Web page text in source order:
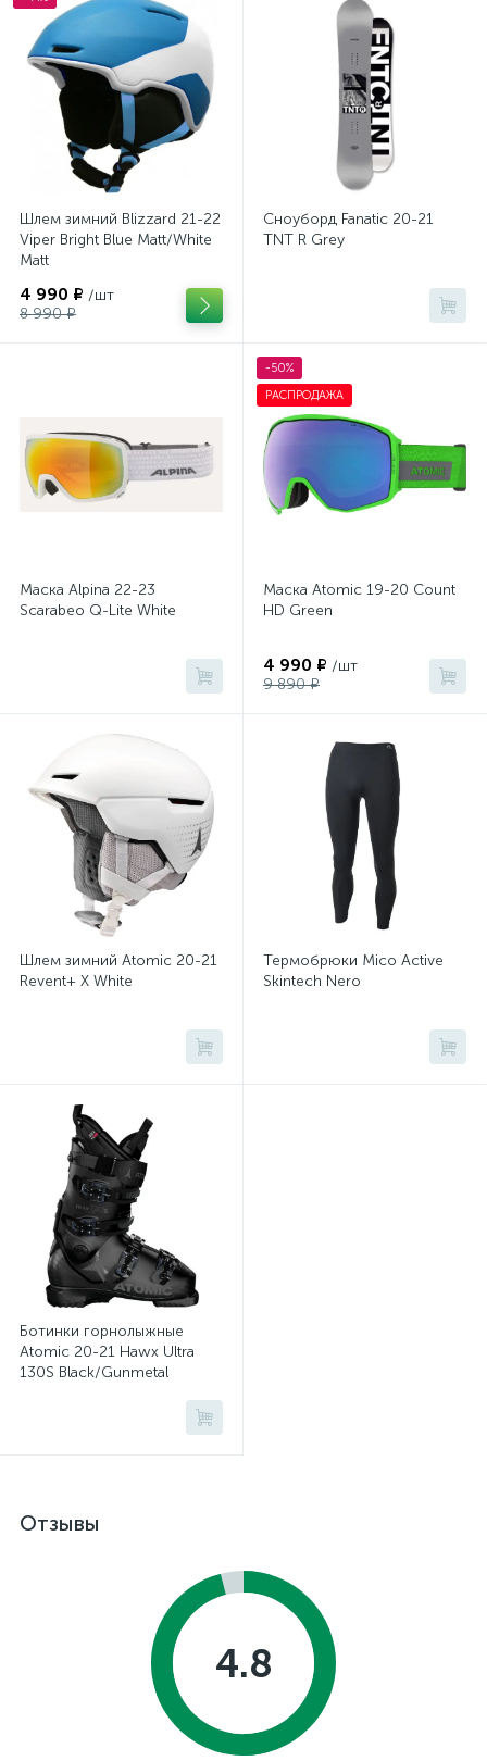
Шлем зимний Blizzard 21-22
Viper Bright Blue Matt/White
Matt
4 990 ₽ /шт
8 990 ₽
Сноуборд Fanatic 20-21
TNT R Grey
Маска Alpina 22-23
Scarabeo Q-Lite White
-50%
РАСПРОДАЖА
Маска Atomic 19-20 Count
HD Green
4 990 ₽ /шт
9 890 ₽
Шлем зимний Atomic 20-21
Revent+ X White
Термобрюки Mico Active
Skintech Nero
Ботинки горнолыжные
Atomic 20-21 Hawx Ultra
130S Black/Gunmetal
Отзывы
4.8